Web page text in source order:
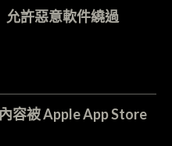
許惡意軟件繞過
容被 Apple App Store